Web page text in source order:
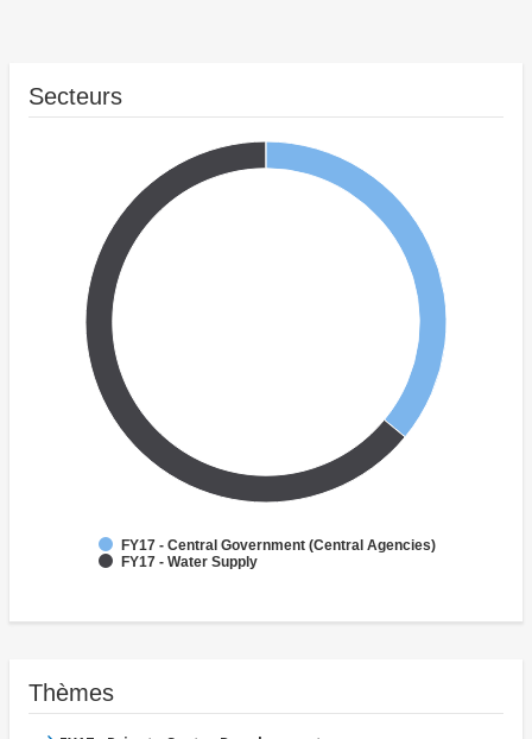
Secteurs
FY17 - Central Government (Central Agencies)
FY17 - Water Supply
Thèmes